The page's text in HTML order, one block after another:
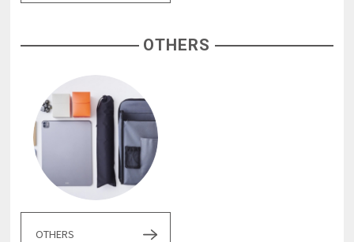
OTHERS
OTHERS